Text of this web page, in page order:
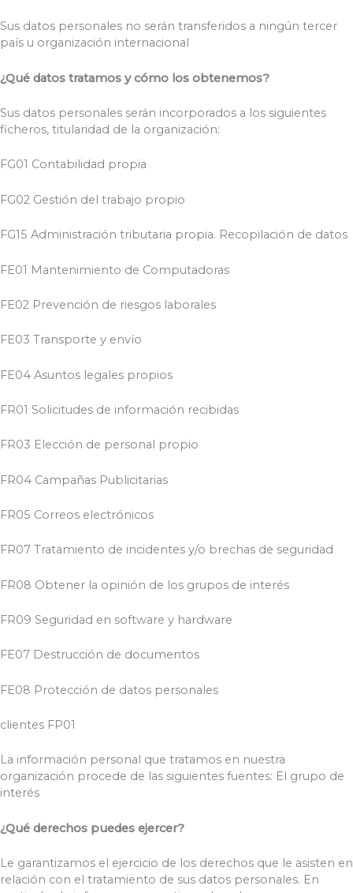
Sus datos personales no serán transferidos a ningún tercer
país u organización internacional
¿Qué datos tratamos y cómo los obtenemos?
Sus datos personales serán incorporados a los siguientes
ficheros, titularidad de la organización:
FG01 Contabilidad propia
FG02 Gestión del trabajo propio
FG15 Administración tributaria propia. Recopilación de datos
FE01 Mantenimiento de Computadoras
FE02 Prevención de riesgos laborales
FE03 Transporte y envío
FE04 Asuntos legales propios
FR01 Solicitudes de información recibidas
FR03 Elección de personal propio
FR04 Campañas Publicitarias
FR05 Correos electrónicos
FR07 Tratamiento de incidentes y/o brechas de seguridad
FR08 Obtener la opinión de los grupos de interés
FR09 Seguridad en software y hardware
FE07 Destrucción de documentos
FE08 Protección de datos personales
clientes FP01
La información personal que tratamos en nuestra
organización procede de las siguientes fuentes: El grupo de
interés
¿Qué derechos puedes ejercer?
Le garantizamos el ejercicio de los derechos que le asisten en
relación con el tratamiento de sus datos personales. En